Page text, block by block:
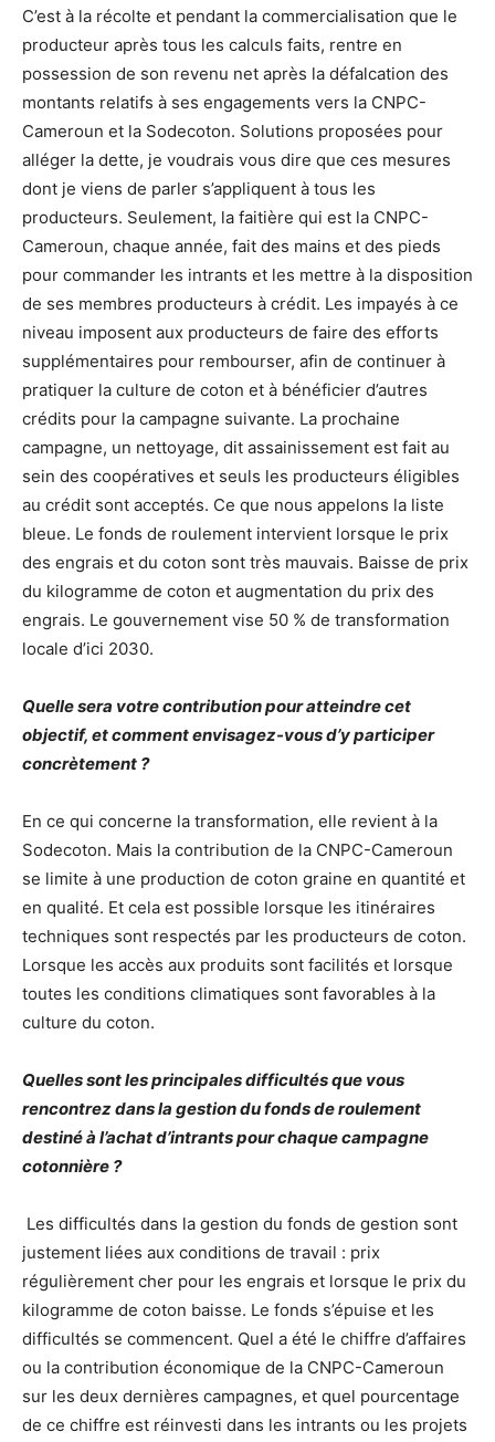
C’est à la récolte et pendant la commercialisation que le
producteur après tous les calculs faits, rentre en
possession de son revenu net après la défalcation des
montants relatifs à ses engagements vers la CNPC-
Cameroun et la Sodecoton. Solutions proposées pour
alléger la dette, je voudrais vous dire que ces mesures
dont je viens de parler s’appliquent à tous les
producteurs. Seulement, la faitière qui est la CNPC-
Cameroun, chaque année, fait des mains et des pieds
pour commander les intrants et les mettre à la disposition
de ses membres producteurs à crédit. Les impayés à ce
niveau imposent aux producteurs de faire des efforts
supplémentaires pour rembourser, afin de continuer à
pratiquer la culture de coton et à bénéficier d’autres
crédits pour la campagne suivante. La prochaine
campagne, un nettoyage, dit assainissement est fait au
sein des coopératives et seuls les producteurs éligibles
au crédit sont acceptés. Ce que nous appelons la liste
bleue. Le fonds de roulement intervient lorsque le prix
des engrais et du coton sont très mauvais. Baisse de prix
du kilogramme de coton et augmentation du prix des
engrais. Le gouvernement vise 50 % de transformation
locale d’ici 2030.
Quelle sera votre contribution pour atteindre cet
objectif, et comment envisagez-vous d’y participer
concrètement ?
En ce qui concerne la transformation, elle revient à la
Sodecoton. Mais la contribution de la CNPC-Cameroun
se limite à une production de coton graine en quantité et
en qualité. Et cela est possible lorsque les itinéraires
techniques sont respectés par les producteurs de coton.
Lorsque les accès aux produits sont facilités et lorsque
toutes les conditions climatiques sont favorables à la
culture du coton.
Quelles sont les principales difficultés que vous
rencontrez dans la gestion du fonds de roulement
destiné à l’achat d’intrants pour chaque campagne
cotonnière ?
Les difficultés dans la gestion du fonds de gestion sont
justement liées aux conditions de travail : prix
régulièrement cher pour les engrais et lorsque le prix du
kilogramme de coton baisse. Le fonds s’épuise et les
difficultés se commencent. Quel a été le chiffre d’affaires
ou la contribution économique de la CNPC-Cameroun
sur les deux dernières campagnes, et quel pourcentage
de ce chiffre est réinvesti dans les intrants ou les projets